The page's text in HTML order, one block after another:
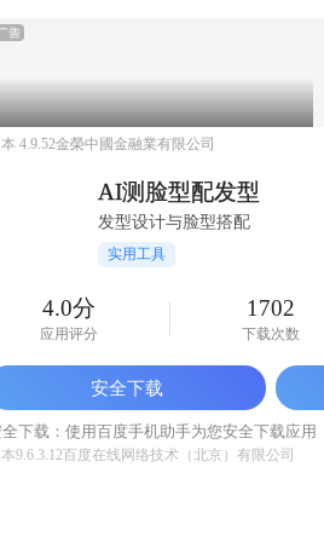
4.9.52金榮中國金融業有限公司
AI测脸型配发型
发型设计与脸型搭配
实用工具
4.0分
应用评分
1702
下载次数
安全下载
下载：使用百度手机助手为您安全下载应用
9.6.3.12百度在线网络技术（北京）有限公司